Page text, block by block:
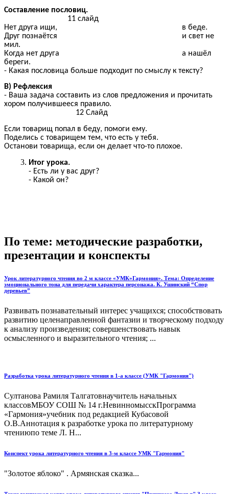
Составление пословиц.
11 слайд
Нет друга ищи, в беде.
Друг познаётся и свет не
мил.
Когда нет друга а нашёл
береги.
- Какая пословица больше подходит по смыслу к тексту?
В) Рефлексия
- Ваша задача составить из слов предложения и прочитать
хором получившееся правило.
12 Слайд
Если товарищ попал в беду, помоги ему.
Поделись с товарищем тем, что есть у тебя.
Останови товарища, если он делает что-то плохое.
Итог урока.
- Есть ли у вас друг?
- Какой он?
По теме: методические разработки,
презентации и конспекты
Урок литературного чтения во 2 м классе «УМК»Гармония». Тема: Определение
эмоционального тона для передачи характера персонажа. К. Ушинский “Спор
деревьев”
Развивать познавательный интерес учащихся; способствовать
развитию целенаправленной фантазии и творческому подходу
к анализу произведения; совершенствовать навык
осмысленного и выразительного чтения; ...
Разработка урока литературного чтения в 1-а классе (УМК "Гармония")
Султанова Рамиля Талгатовнаучитель начальных
классовМБОУ СОШ № 14 г.НевинномысскПрограмма
«Гармония»учебник под редакцией Кубасовой
О.В.Аннотация к разработке урока по литературному
чтениюпо теме Л. Н...
Конспект урока литературного чтения в 3-м классе УМК "Гармония"
"Золотое яблоко" . Армянская сказка...